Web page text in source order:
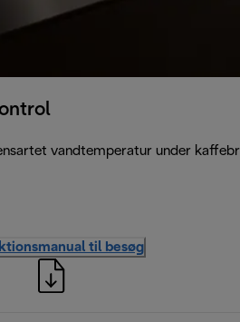
vandtemperatur under
til besøg